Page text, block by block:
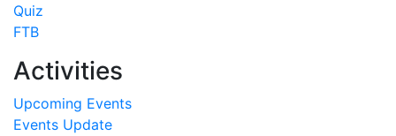
Quiz
FTB
Activities
Upcoming Events
Events Update